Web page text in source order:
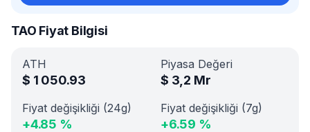
TAO Fiyat Bilgisi
ATH
$ 1 050.93
Piyasa Değeri
$ 3,2 Mr
Fiyat değişikliği (24g)
+4.85 %
Fiyat değişikliği (7g)
+6.59 %